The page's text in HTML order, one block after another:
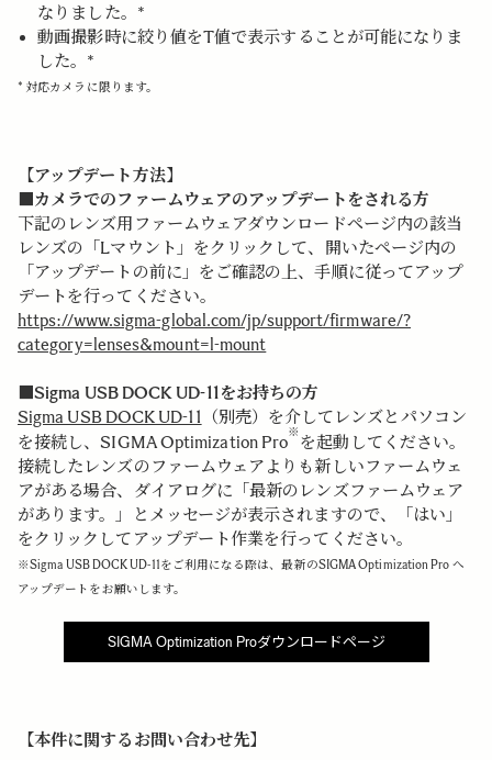
なりました。*
動画撮影時に絞り値をT値で表示することが可能になりま
した。*
* 対応カメラに限ります。
【アップデート方法】
■カメラでのファームウェアのアップデートをされる方
下記のレンズ用ファームウェアダウンロードページ内の該当
レンズの「Lマウント」をクリックして、開いたページ内の
「アップデートの前に」をご確認の上、手順に従ってアップ
デートを行ってください。
https://www.sigma-global.com/jp/support/firmware/?
category=lenses&mount=l-mount
■Sigma USB DOCK UD-11をお持ちの方
Sigma USB DOCK UD-11 （別売）を介してレンズとパソコン
を接続し、SIGMA Optimization Pro
※
を起動してください。
接続したレンズのファームウェアよりも新しいファームウェ
アがある場合、ダイアログに「最新のレンズファームウェア
があります。」とメッセージが表示されますので、「はい」
をクリックしてアップデート作業を行ってください。
※Sigma USB DOCK UD-11をご利用になる際は、最新のSIGMA Optimization Pro へ
アップデートをお願いします。
SIGMA Optimization Proダウンロードページ
【本件に関するお問い合わせ先】